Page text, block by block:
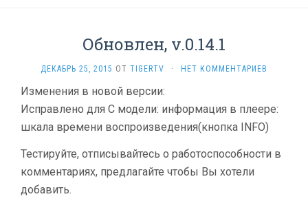
Обновлен, v.0.14.1
ДЕКАБРЬ 25, 2015 ОТ TIGERTV · НЕТ КОММЕНТАРИЕВ
Изменения в новой версии:
Исправлено для С модели: информация в плеере:
шкала времени воспроизведения(кнопкa INFO)
Тестируйте, отписывайтесь о работоспособности в
комментариях, предлагайте чтобы Вы хотели
добавить.